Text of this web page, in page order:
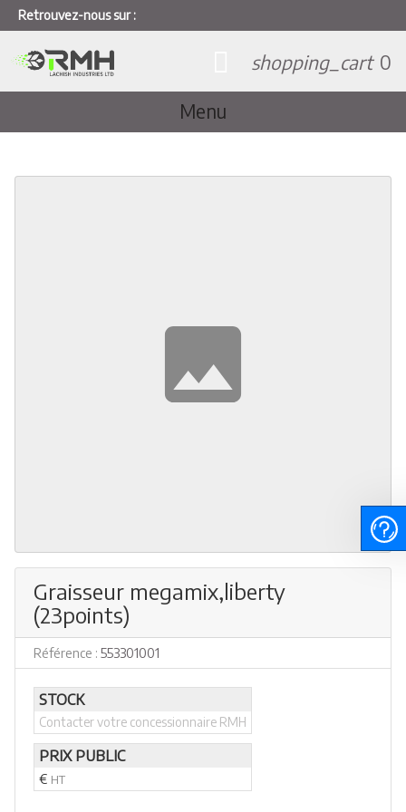
Retrouvez-nous sur :
Menu
shopping_cart 0
Graisseur megamix,liberty
(23points)
Référence : 553301001
STOCK
Contacter votre concessionnaire RMH
PRIX PUBLIC
€ HT